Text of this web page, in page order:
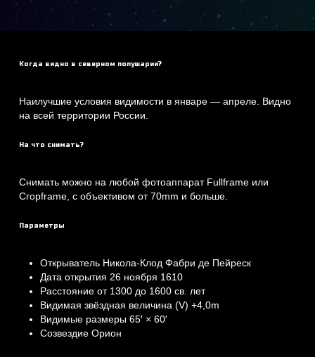
Когда видно в северном полушарии?
Наилучшие условия видимости в январе — апреле. Видно
на всей территории России.
На что снимать?
Снимать можно на любой фотоаппарат Fullframe или
Cropframe, с объективом от 70mm и больше.
Параметры
Открыватель Никола-Клод Фабри де Пейреск
Дата открытия 26 ноября 1610
Расстояние от 1300 до 1600 св. лет
Видимая звёздная величина (V) +4,0m
Видимые размеры 65′ × 60′
Созвездие Орион